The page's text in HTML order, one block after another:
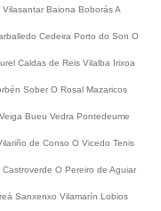
Vilasantar Baiona BoborásA
Cedeira Porto do Son O
Caldas de Reis Vilalba Irixoa
Sober O Rosal Mazaricos
Bueu Vedra Pontedeume
de Conso O Vicedo Tenis
Castroverde O Pereiro de Aguiar
Sanxenxo Vilamarín Lobios